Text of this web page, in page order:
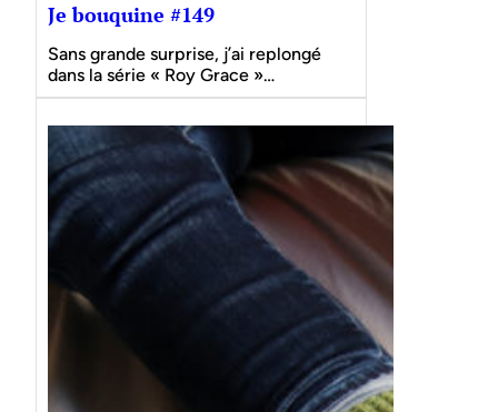
Je bouquine #149
Sans grande surprise, j’ai replongé
dans la série « Roy Grace »…